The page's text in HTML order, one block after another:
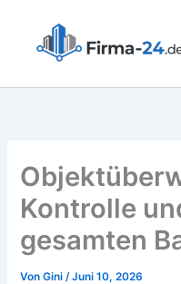
springen
Kontrolle
gesamten
VonGini/Juni 10, 2026